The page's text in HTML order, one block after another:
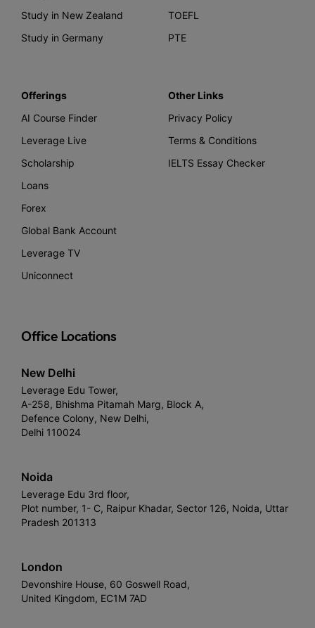
Study in New Zealand
Study in Germany
TOEFL
PTE
Offerings
AI Course Finder
Leverage Live
Scholarship
Loans
Forex
Global Bank Account
Leverage TV
Uniconnect
Other Links
Privacy Policy
Terms & Conditions
IELTS Essay Checker
Office Locations
New Delhi
Leverage Edu Tower,
A-258, Bhishma Pitamah Marg, Block A,
Defence Colony, New Delhi,
Delhi 110024
Noida
Leverage Edu 3rd floor,
Plot number, 1- C, Raipur Khadar, Sector 126, Noida, Uttar
Pradesh 201313
London
Devonshire House, 60 Goswell Road,
United Kingdom, EC1M 7AD